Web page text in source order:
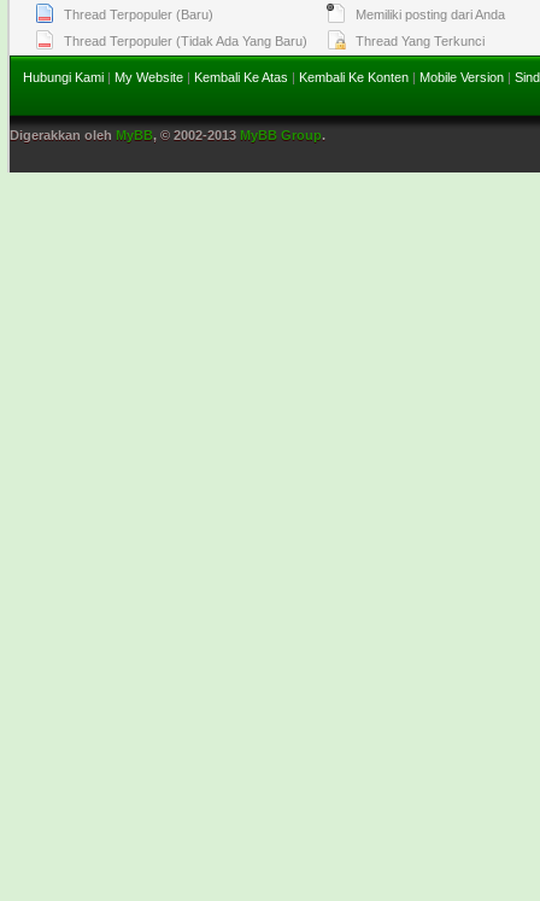
Thread Terpopuler (Baru)
Thread Terpopuler (Tidak Ada Yang Baru)
Memiliki posting dari Anda
Thread Yang Terkunci
Hubungi Kami | My Website | Kembali Ke Atas | Kembali Ke Konten | Mobile Version |
Digerakkan oleh MyBB, © 2002-2013 MyBB Group.